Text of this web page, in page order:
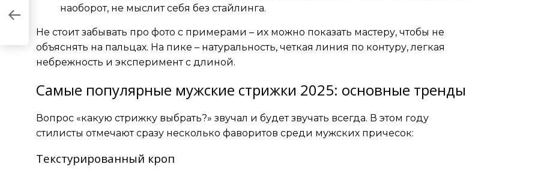
наоборот, не мыслит себя без стайлинга.
Не стоит забывать про фото с примерами – их можно показать мастеру, чтобы не
объяснять на пальцах. На пике – натуральность, четкая линия по контуру, легкая
небрежность и эксперимент с длиной.
Самые популярные мужские стрижки 2025: основные тренды
Вопрос «какую стрижку выбрать?» звучал и будет звучать всегда. В этом году
стилисты отмечают сразу несколько фаворитов среди мужских причесок:
Текстурированный кроп